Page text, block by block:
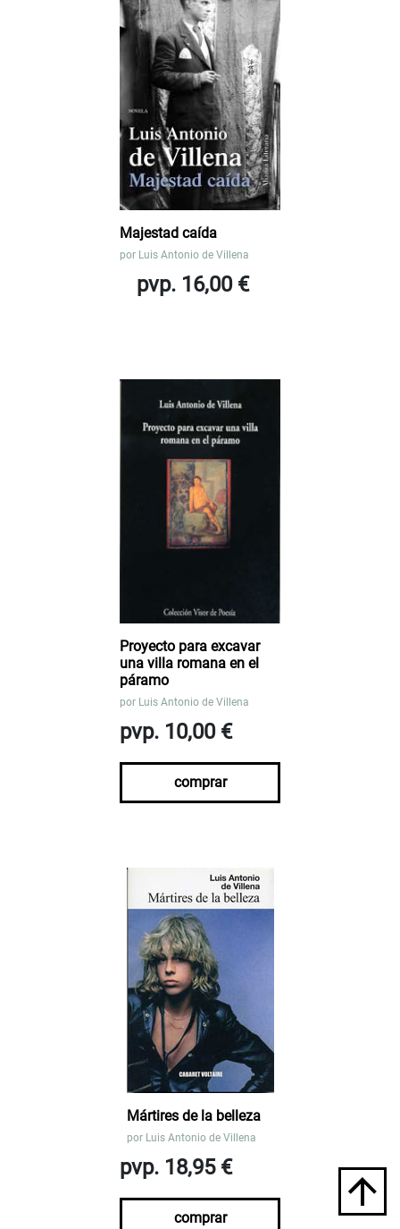
Majestad caída
por Luis Antonio de Villena
pvp. 16,00 €
Proyecto para excavar
una villa romana en el
páramo
por Luis Antonio de Villena
pvp. 10,00 €
comprar
Mártires de la belleza
por Luis Antonio de Villena
pvp. 18,95 €
comprar